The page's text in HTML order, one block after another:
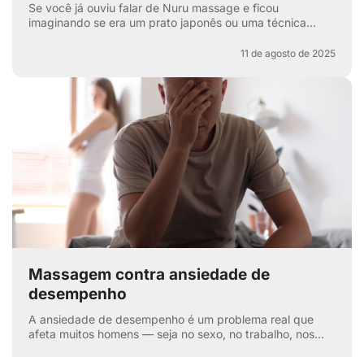
Se você já ouviu falar de Nuru massage e ficou
imaginando se era um prato japonês ou uma técnica
11 de agosto de 2025
Massagem contra ansiedade de
desempenho
A ansiedade de desempenho é um problema real que
afeta muitos homens — seja no sexo, no trabalho, nos